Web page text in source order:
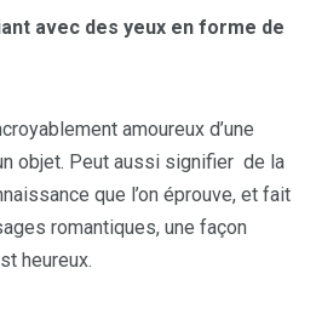
avec des yeux en forme de
amoureux d’une
objet. Peut aussi signifier de la
que l’on éprouve, et fait
romantiques, une façon
heureux.